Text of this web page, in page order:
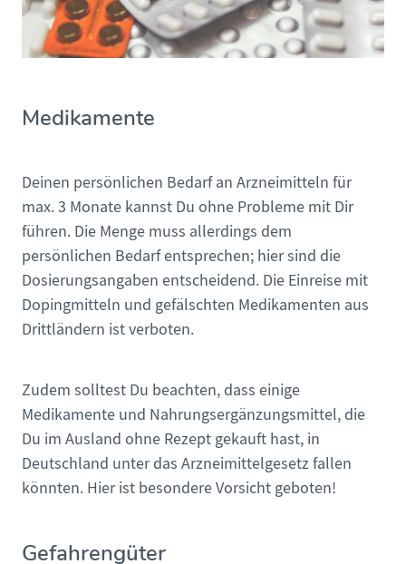
Medikamente
Deinen persönlichen Bedarf an Arzneimitteln für
max. 3 Monate kannst Du ohne Probleme mit Dir
führen. Die Menge muss allerdings dem
persönlichen Bedarf entsprechen; hier sind die
Dosierungsangaben entscheidend. Die Einreise mit
Dopingmitteln und gefälschten Medikamenten aus
Drittländern ist verboten.
Zudem solltest Du beachten, dass einige
Medikamente und Nahrungsergänzungsmittel, die
Du im Ausland ohne Rezept gekauft hast, in
Deutschland unter das Arzneimittelgesetz fallen
könnten. Hier ist besondere Vorsicht geboten!
Gefahrengüter